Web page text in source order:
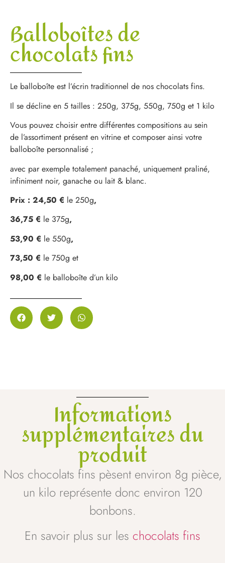
Balloboîtes de
chocolats fins
Le balloboîte est l’écrin traditionnel de nos chocolats fins.
Il se décline en 5 tailles : 250g, 375g, 550g, 750g et 1 kilo
Vous pouvez choisir entre différentes compositions au sein
de l’assortiment présent en vitrine et composer ainsi votre
balloboîte personnalisé ;
avec par exemple totalement panaché, uniquement praliné,
infiniment noir, ganache ou lait & blanc.
Prix : 24,50 € le 250g,
36,75 € le 375g,
53,90 € le 550g,
73,50 € le 750g et
98,00 € le balloboîte d’un kilo
Informations
supplémentaires du
produit
Nos chocolats fins pèsent environ 8g pièce,
un kilo représente donc environ 120
bonbons.
En savoir plus sur les chocolats fins